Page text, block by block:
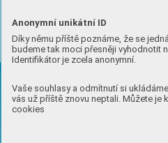
Anonymní unikátní ID
Díky němu příště poznáme, že se
budeme tak moci přesněji vyhodnotit
Identifikátor je zcela anonymní.
Vaše souhlasy a odmítnutí si
vás už příště znovu neptali. Můžete je
cookies